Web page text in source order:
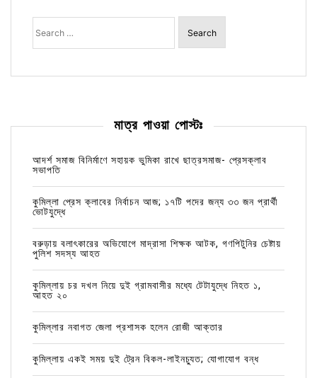
Search
for:
মাত্র পাওয়া পোস্টঃ
আদর্শ সমাজ বিনির্মাণে সহায়ক ভুমিকা রাখে ছাত্রসমাজ- প্রেসক্লাব
সভাপতি
কুমিল্লা প্রেস ক্লাবের নির্বাচন আজ; ১৭টি পদের জন্য ৩৩ জন প্রার্থী
ভোটযুদ্ধে
বরুড়ায় বলাৎকারের অভিযোগে মাদ্রাসা শিক্ষক আটক, গণপিটুনির চেষ্টায়
পুলিশ সদস্য আহত
কুমিল্লায় চর দখল নিয়ে দুই গ্রামবাসীর মধ্যে টেটাযুদ্ধে নিহত ১,
আহত ২০
কুমিল্লার নবাগত জেলা প্রশাসক হলেন রোজী আক্তার
কুমিল্লায় একই সময় দুই ট্রেন বিকল-লাইনচ্যুত; যোগাযোগ বন্ধ